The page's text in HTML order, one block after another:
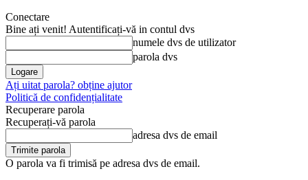
Conectare
Bine ați venit! Autentificați-vă in contul dvs
numele dvs de utilizator
parola dvs
Ați uitat parola? obține ajutor
Politică de confidențialitate
Recuperare parola
Recuperați-vă parola
adresa dvs de email
O parola va fi trimisă pe adresa dvs de email.